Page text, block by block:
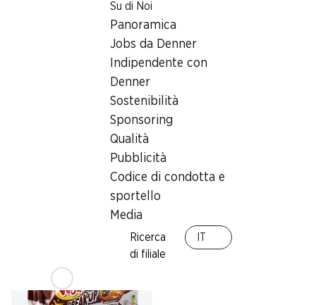
Su di Noi
Panoramica
Jobs da Denner
Indipendente con
Denner
Sostenibilità
Sponsoring
Qualità
Pubblicità
Codice di condotta e
sportello
Media
Ricerca
di filiale
–.45
Michetta con farina IP-
sconti speciali.